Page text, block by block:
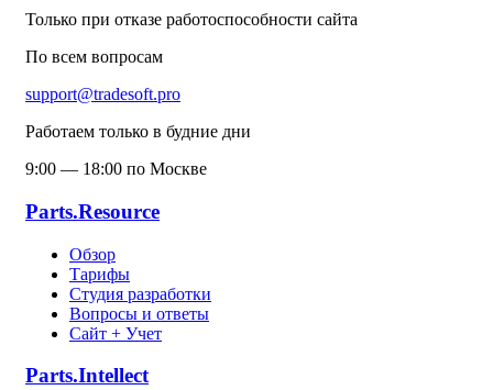
Только при отказе работоспособности сайта
По всем вопросам
support@tradesoft.pro
Работаем только в будние дни
9:00 — 18:00 по Москве
Parts.Resource
Обзор
Тарифы
Студия разработки
Вопросы и ответы
Сайт + Учет
Parts.Intellect